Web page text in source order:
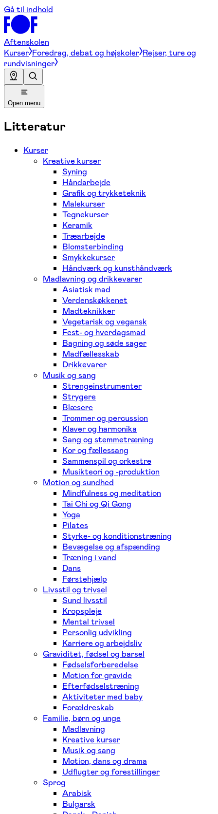
Gå til indhold
Aftenskolen
Kurser Foredrag, debat og højskoler Rejser, ture og
rundvisninger
Open menu
Litteratur
Kurser
Kreative kurser
Syning
Håndarbejde
Grafik og trykketeknik
Malekurser
Tegnekurser
Keramik
Træarbejde
Blomsterbinding
Smykkekurser
Håndværk og kunsthåndværk
Madlavning og drikkevarer
Asiatisk mad
Verdenskøkkenet
Madteknikker
Vegetarisk og vegansk
Fest- og hverdagsmad
Bagning og søde sager
Madfællesskab
Drikkevarer
Musik og sang
Strengeinstrumenter
Strygere
Blæsere
Trommer og percussion
Klaver og harmonika
Sang og stemmetræning
Kor og fællessang
Sammenspil og orkestre
Musikteori og -produktion
Motion og sundhed
Mindfulness og meditation
Tai Chi og Qi Gong
Yoga
Pilates
Styrke- og konditionstræning
Bevægelse og afspænding
Træning i vand
Dans
Førstehjælp
Livsstil og trivsel
Sund livsstil
Kropspleje
Mental trivsel
Personlig udvikling
Karriere og arbejdsliv
Graviditet, fødsel og barsel
Fødselsforberedelse
Motion for gravide
Efterfødselstræning
Aktiviteter med baby
Forældreskab
Familie, børn og unge
Madlavning
Kreative kurser
Musik og sang
Motion, dans og drama
Udflugter og forestillinger
Sprog
Arabisk
Bulgarsk